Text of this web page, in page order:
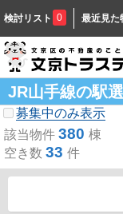
検討リスト 0 最近見た
JR山手線の駅
募集中のみ表示
該当物件 380 棟
空き数 33 件